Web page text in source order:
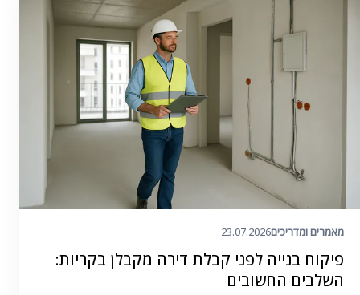
מאמרים ומדריכים23.07.2026
פיקוח בנייה לפני קבלת דירה מקבלן בקריות:
השלבים החשובים